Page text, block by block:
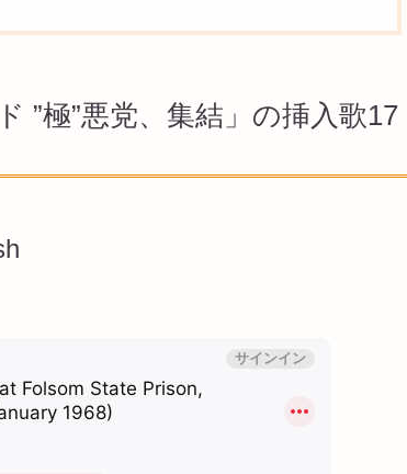
”極”悪党、集結」の挿入歌17